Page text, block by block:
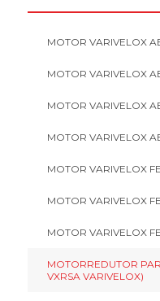
MOTOR VARIVELOX
MOTOR VARIVELOX
MOTOR VARIVELOX
MOTOR VARIVELOX
MOTOR VARIVELOX
MOTOR VARIVELOX
MOTOR VARIVELOX
MOTORREDUTOR
VXRSA VARIVELOX)